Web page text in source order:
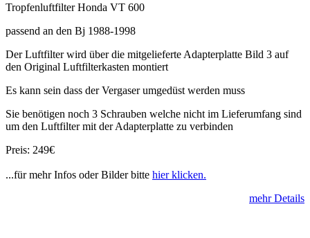
Tropfenluftfilter Honda VT 600
passend an den Bj 1988-1998
Der Luftfilter wird über die mitgelieferte Adapterplatte Bild 3 auf
den Original Luftfilterkasten montiert
Es kann sein dass der Vergaser umgedüst werden muss
Sie benötigen noch 3 Schrauben welche nicht im Lieferumfang sind
um den Luftfilter mit der Adapterplatte zu verbinden
Preis: 249€
...für mehr Infos oder Bilder bitte hier klicken.
mehr Details